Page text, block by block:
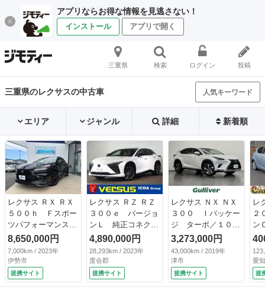
アプリならお得な情報を見逃さない！
インストール アプリで開く
三重県 検索 ログイン 投稿
三重県のレクサスの中古車 人気キーワード
エリア ジャンル 詳細 新着順
レクサス ＲＸ ＲＸ
５００ｈ Ｆスポー
ツパフォーマンス
ＲＸ５００ｈ Ｆス
ポーツパフォーマン
ス（５名）パノラマ
ルーフ ＴＲＤフル
エアロ ＴＲＤマフ
8,650,000円
7,000km / 2023年
伊勢市
提携サイト
レクサス ＲＺ ＲＺ
３００ｅ バージョ
ンＬ 純正コネクト
ナビ＆フルセグＴＶ
／ブルートゥース＆
ＵＳＢ／パノラミッ
クビューＭ／ＥＴＣ
２．０／調光パノラ
4,890,000円
28,293km / 2023年
度会郡
提携サイト
レクサス ＮＸ ＮＸ
３００ Ｉパッケー
ジ ターボ／１０．
３インチナビ／バッ
クカメラ／ドライブ
レコーダー／ＥＴＣ
２．０／黒革シート
／衝突被害軽減／レ
3,273,000円
43,000km / 2019年
津市
提携サイト
レ
２
ン
Ｂ
ビ
ン
フ
ー
愛
提